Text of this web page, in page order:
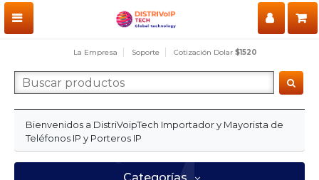
La Empresa Soporte Cotización Dolar $1520
Bienvenidos a DistriVoipTech Importador y Mayorista de
Teléfonos IP y Porteros IP